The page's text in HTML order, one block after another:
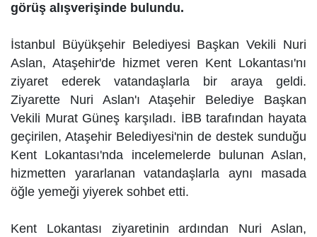
görüş alışverişinde bulundu.
İstanbul Büyükşehir Belediyesi Başkan Vekili Nuri
Aslan, Ataşehir'de hizmet veren Kent Lokantası'nı
ziyaret ederek vatandaşlarla bir araya geldi.
Ziyarette Nuri Aslan'ı Ataşehir Belediye Başkan
Vekili Murat Güneş karşıladı. İBB tarafından hayata
geçirilen, Ataşehir Belediyesi'nin de destek sunduğu
Kent Lokantası'nda incelemelerde bulunan Aslan,
hizmetten yararlanan vatandaşlarla aynı masada
öğle yemeği yiyerek sohbet etti.
Kent Lokantası ziyaretinin ardından Nuri Aslan,